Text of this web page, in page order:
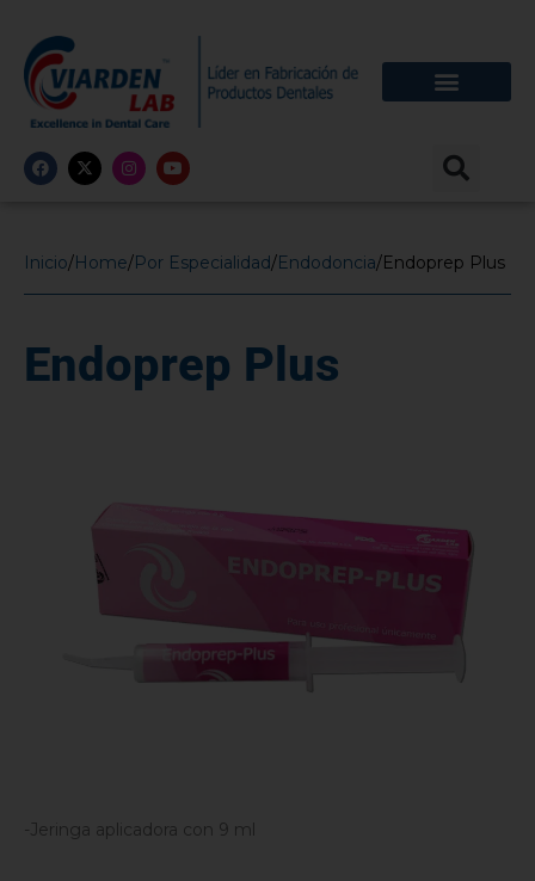
Inicio/Home/Por Especialidad/Endodoncia/Endoprep Plus
Endoprep Plus
-Jeringa aplicadora con 9 ml